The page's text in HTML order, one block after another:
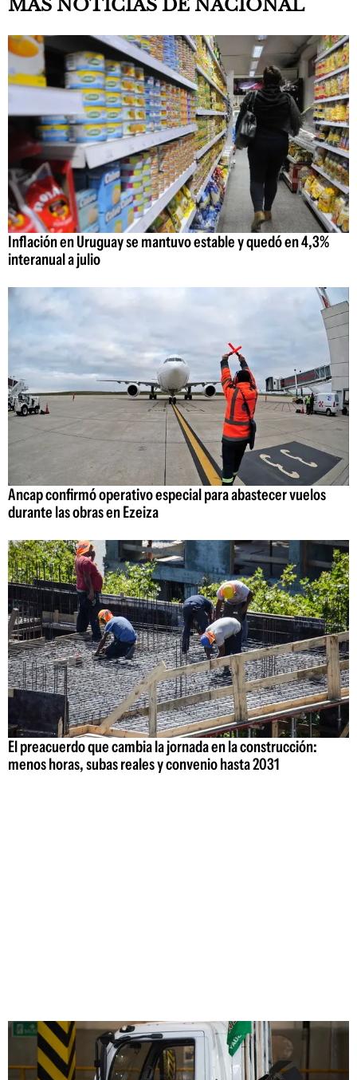
MAS NOTICIAS DE NACIONAL
Inflación en Uruguay se mantuvo estable y quedó en 4,3%
interanual a julio
Ancap confirmó operativo especial para abastecer vuelos
durante las obras en Ezeiza
El preacuerdo que cambia la jornada en la construcción:
menos horas, subas reales y convenio hasta 2031